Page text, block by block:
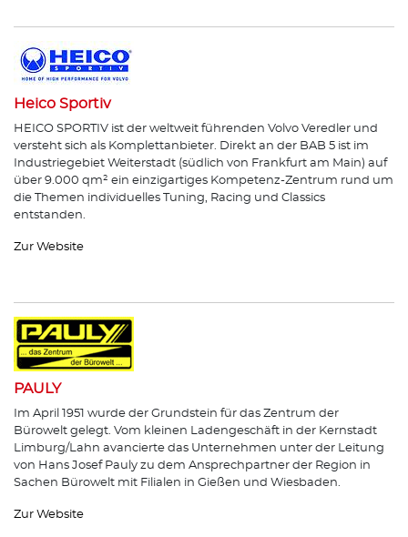
Heico Sportiv
HEICO SPORTIV ist der weltweit führenden Volvo Veredler und
versteht sich als Komplettanbieter. Direkt an der BAB 5 ist im
Industriegebiet Weiterstadt (südlich von Frankfurt am Main) auf
über 9.000 qm² ein einzigartiges Kompetenz-Zentrum rund um
die Themen individuelles Tuning, Racing und Classics
entstanden.
Zur Website
PAULY
Im April 1951 wurde der Grundstein für das Zentrum der
Bürowelt gelegt. Vom kleinen Ladengeschäft in der Kernstadt
Limburg/Lahn avancierte das Unternehmen unter der Leitung
von Hans Josef Pauly zu dem Ansprechpartner der Region in
Sachen Bürowelt mit Filialen in Gießen und Wiesbaden.
Zur Website